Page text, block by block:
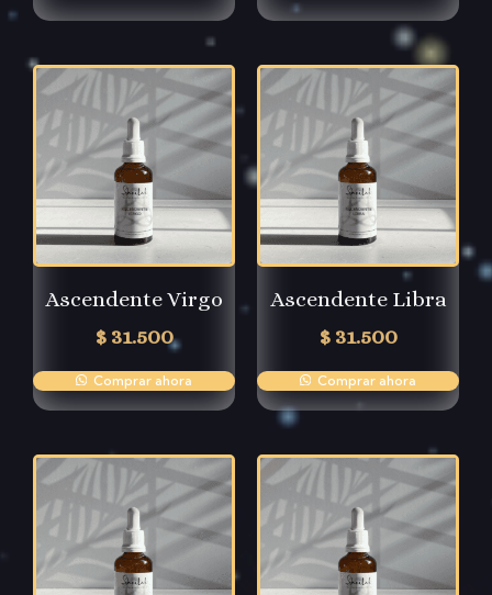
Ascendente Virgo
$ 31.500
Comprar ahora
Ascendente Libra
$ 31.500
Comprar ahora